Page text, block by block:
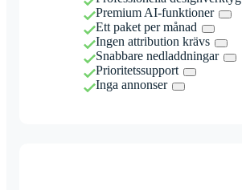
Premium AI-funktioner
Ett paket per månad
Ingen attribution krävs
Snabbare nedladdningar
Prioritetssupport
Inga annonser